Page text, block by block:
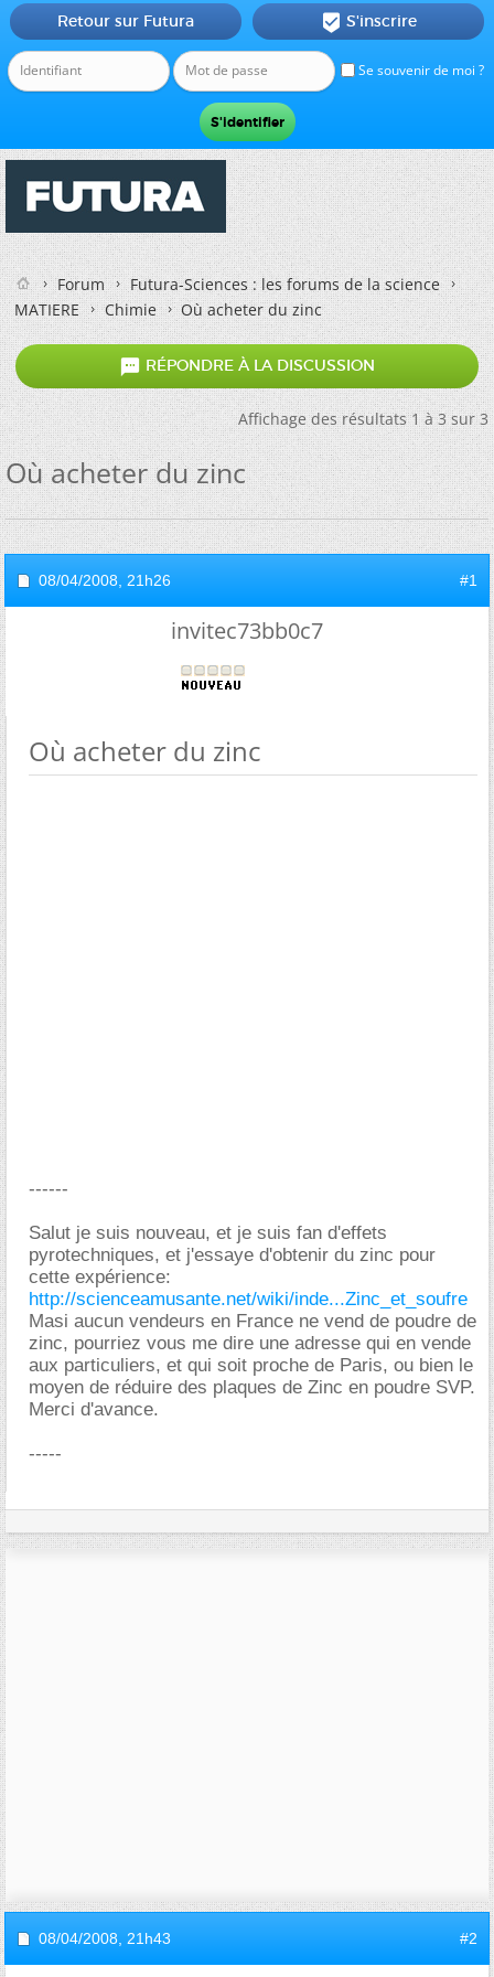
Se souvenir de moi ?
Retour sur Futura  S'inscrire
Forum
Futura-Sciences : les forums de la science
MATIERE
Chimie Où acheter du zinc
 RÉPONDRE À LA DISCUSSION
Affichage des résultats 1 à 3 sur 3
Où acheter du zinc
08/04/2008, 21h26 #1
invitec73bb0c7
Où acheter du zinc
------
Salut je suis nouveau, et je suis fan d'effets
pyrotechniques, et j'essaye d'obtenir du zinc pour
cette expérience:
http://scienceamusante.net/wiki/inde...Zinc_et_soufre
Masi aucun vendeurs en France ne vend de poudre de
zinc, pourriez vous me dire une adresse qui en vende
aux particuliers, et qui soit proche de Paris, ou bien le
moyen de réduire des plaques de Zinc en poudre SVP.
Merci d'avance.
-----
08/04/2008, 21h43 #2